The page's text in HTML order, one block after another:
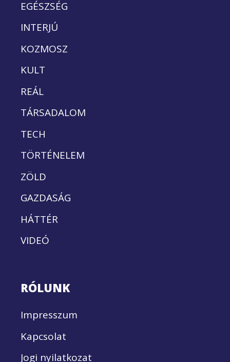
EGÉSZSÉG
INTERJÚ
KOZMOSZ
KULT
REÁL
TÁRSADALOM
TECH
TÖRTÉNELEM
ZÖLD
GAZDASÁG
HÁTTÉR
VIDEÓ
RÓLUNK
Impresszum
Kapcsolat
Jogi nyilatkozat